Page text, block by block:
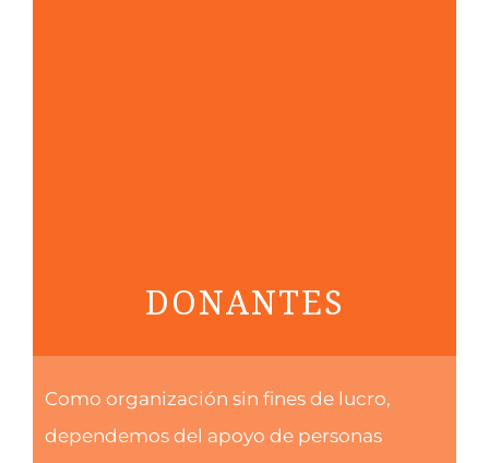
DONANTES
Como organización sin fines de lucro,
dependemos del apoyo de personas